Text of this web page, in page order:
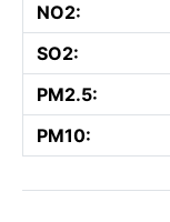
NO2:
SO2:
PM2.5:
PM10: